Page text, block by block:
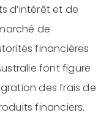
d’intérêt et de
de
financières
font figure
des frais de
financiers.